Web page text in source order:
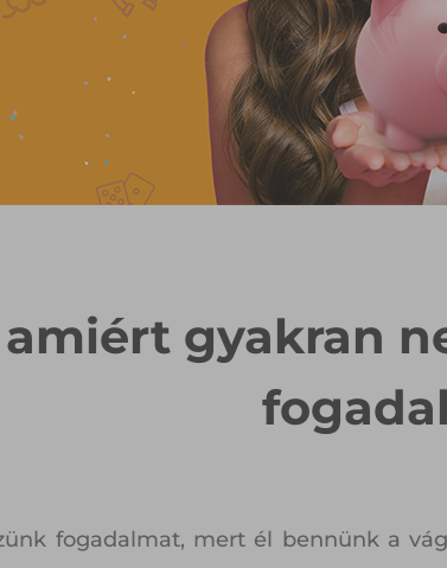
gyakran
fogadalmat, mert él bennünk a